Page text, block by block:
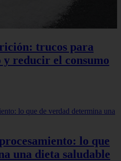
trucos para
reducir el consumo
lo que
una dieta saludable